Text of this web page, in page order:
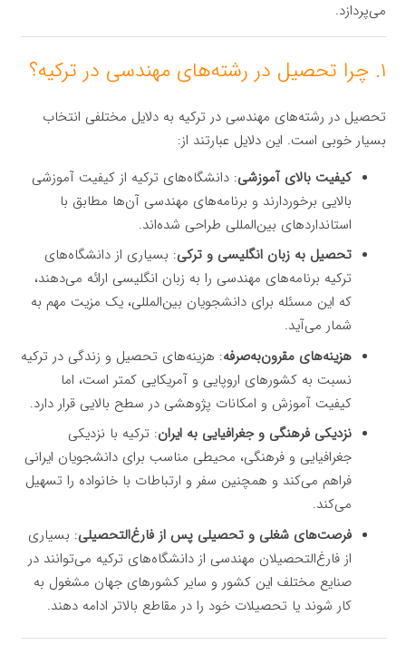
می‌پردازد.
۱. چرا تحصیل در رشته‌های مهندسی در ترکیه؟
تحصیل در رشته‌های مهندسی در ترکیه به دلایل مختلفی انتخاب
بسیار خوبی است. این دلایل عبارتند از:
کیفیت بالای آموزشی: دانشگاه‌های ترکیه از کیفیت آموزشی
بالایی برخوردارند و برنامه‌های مهندسی آن‌ها مطابق با
استانداردهای بین‌المللی طراحی شده‌اند.
تحصیل به زبان انگلیسی و ترکی: بسیاری از دانشگاه‌های
ترکیه برنامه‌های مهندسی را به زبان انگلیسی ارائه می‌دهند،
که این مسئله برای دانشجویان بین‌المللی، یک مزیت مهم به
شمار می‌آید.
هزینه‌های مقرون‌به‌صرفه: هزینه‌های تحصیل و زندگی در ترکیه
نسبت به کشورهای اروپایی و آمریکایی کمتر است، اما
کیفیت آموزش و امکانات پژوهشی در سطح بالایی قرار دارد.
نزدیکی فرهنگی و جغرافیایی به ایران: ترکیه با نزدیکی
جغرافیایی و فرهنگی، محیطی مناسب برای دانشجویان ایرانی
فراهم می‌کند و همچنین سفر و ارتباطات با خانواده را تسهیل
می‌کند.
فرصت‌های شغلی و تحصیلی پس از فارغ‌التحصیلی: بسیاری
از فارغ‌التحصیلان مهندسی از دانشگاه‌های ترکیه می‌توانند در
صنایع مختلف این کشور و سایر کشورهای جهان مشغول به
کار شوند یا تحصیلات خود را در مقاطع بالاتر ادامه دهند.